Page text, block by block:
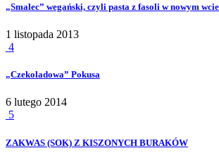
„Smalec” wegański, czyli pasta z fasoli w nowym
1 listopada 2013
4
„Czekoladowa” Pokusa
6 lutego 2014
5
ZAKWAS (SOK) Z KISZONYCH BURAKÓW